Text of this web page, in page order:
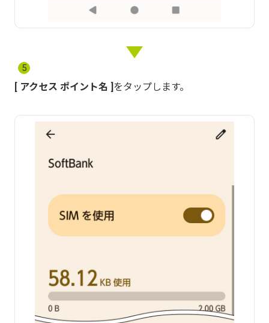
5
アクセス ポイント名 をタップします。